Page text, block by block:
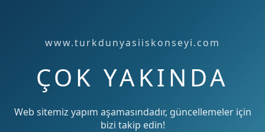
www.turkdunyasiiskonseyi.com
ÇOK YAKINDA
Web sitemiz yapım aşamasındadır, güncellemeler için
bizi takip edin!